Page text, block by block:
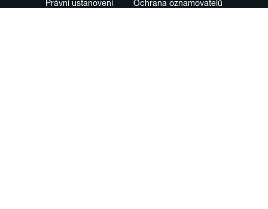
Právní ustanovení Ochrana oznamovatelů